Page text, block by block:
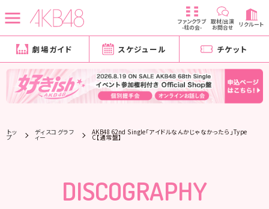
ファンクラブ
-柱の会-
取材/出演
お問合せ リクルート
劇場ガイド スケジュール チケット
トッ
プ
ディスコグラフ
ィー
AKB48 62nd Single「アイドルなんかじゃなかったら」Type
C【通常盤】
DISCOGRAPHY